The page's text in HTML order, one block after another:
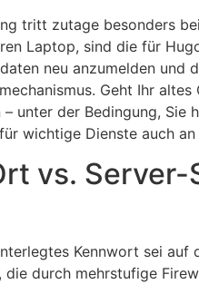
tritt zutage besonders
Laptop, sind die für
neu anzumelden
Geht Ihr
unter der Bedingung,
wichtige Dienste auch
vs.
Kennwort sei
durch mehrstufige